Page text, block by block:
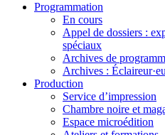
Programmation
En cours
Appel de dossiers :
spéciaux
Archives de
Archives :
Production
Service d’impression
Chambre noire et
Espace microédition